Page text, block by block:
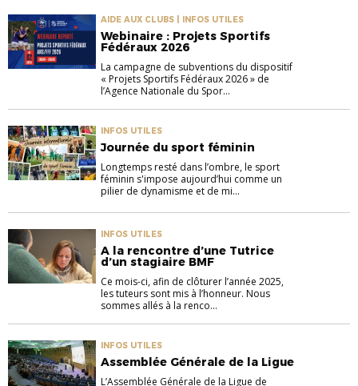
AIDE AUX CLUBS | INFOS UTILES
Webinaire : Projets Sportifs
Fédéraux 2026
La campagne de subventions du dispositif
« Projets Sportifs Fédéraux 2026 » de
l’Agence Nationale du Spor...
INFOS UTILES
Journée du sport féminin
Longtemps resté dans l’ombre, le sport
féminin s'impose aujourd’hui comme un
pilier de dynamisme et de mi...
INFOS UTILES
A la rencontre d’une Tutrice
d’un stagiaire BMF
Ce mois-ci, afin de clôturer l’année 2025,
les tuteurs sont mis à l’honneur. Nous
sommes allés à la renco...
INFOS UTILES
Assemblée Générale de la Ligue
L’Assemblée Générale de la Ligue de